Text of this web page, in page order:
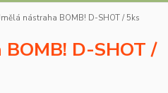
nástraha BOMB! D-SHOT / 5ks
D-SHOT /